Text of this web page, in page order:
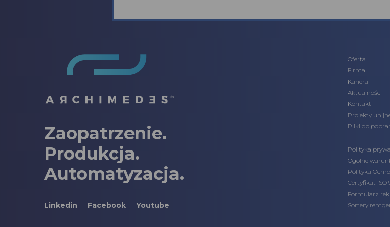
Zaopatrzenie.
Produkcja.
Automatyzacja.
Linkedin Facebook Youtube
Oferta
Firma
Kariera
Aktualności
Kontakt
Projekty
Pliki do
Polityka
Ogólne
Polityka
Certyfikat ISO
Formularz
Sortery